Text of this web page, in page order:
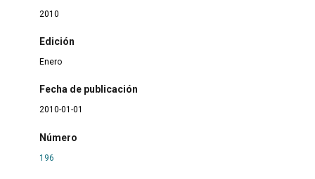
2010
Edición
Enero
Fecha de publicación
2010-01-01
Número
196